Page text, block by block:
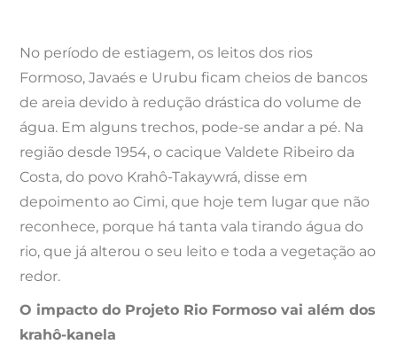
No período de estiagem, os leitos dos rios
Formoso, Javaés e Urubu ficam cheios de bancos
de areia devido à redução drástica do volume de
água. Em alguns trechos, pode-se andar a pé. Na
região desde 1954, o cacique Valdete Ribeiro da
Costa, do povo Krahô-Takaywrá, disse em
depoimento ao Cimi, que hoje tem lugar que não
reconhece, porque há tanta vala tirando água do
rio, que já alterou o seu leito e toda a vegetação ao
redor.
O impacto do Projeto Rio Formoso vai além dos
krahô-kanela